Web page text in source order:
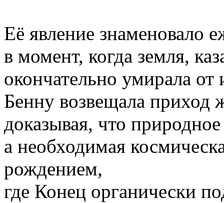
Её явление знаменовало
в момент, когда земля,
окончательно умирала
Бенну возвещала приход
доказывая, что
а необходимая
рождением,
где Конец органически